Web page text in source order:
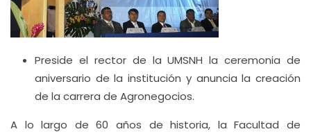
Preside el rector de la UMSNH la ceremonia de
aniversario de la institución y anuncia la creación
de la carrera de Agronegocios.
A lo largo de 60 años de historia, la Facultad de